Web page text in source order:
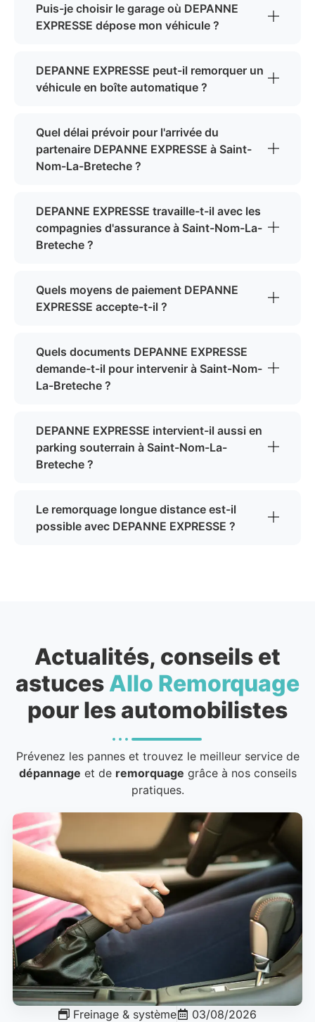
Puis-je choisir le garage où DEPANNE
EXPRESSE dépose mon véhicule ?
DEPANNE EXPRESSE peut-il remorquer un
véhicule en boîte automatique ?
Quel délai prévoir pour l'arrivée du
partenaire DEPANNE EXPRESSE à Saint-
Nom-La-Breteche ?
DEPANNE EXPRESSE travaille-t-il avec les
compagnies d'assurance à Saint-Nom-La-
Breteche ?
Quels moyens de paiement DEPANNE
EXPRESSE accepte-t-il ?
Quels documents DEPANNE EXPRESSE
demande-t-il pour intervenir à Saint-Nom-
La-Breteche ?
DEPANNE EXPRESSE intervient-il aussi en
parking souterrain à Saint-Nom-La-
Breteche ?
Le remorquage longue distance est-il
possible avec DEPANNE EXPRESSE ?
Actualités, conseils et
astuces Allo Remorquage
pour les automobilistes
Prévenez les pannes et trouvez le meilleur service de
dépannage et de remorquage grâce à nos conseils
pratiques.
Freinage & système 03/08/2026